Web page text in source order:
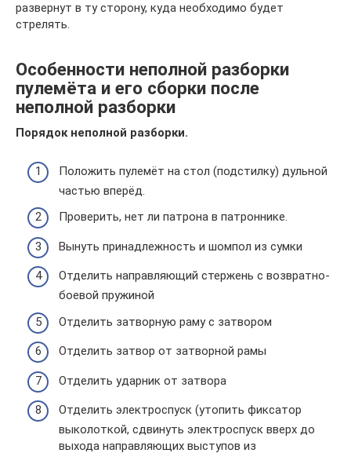
развернут в ту сторону, куда необходимо будет
стрелять.
Особенности неполной разборки
пулемёта и его сборки после
неполной разборки
Порядок неполной разборки.
Положить пулемёт на стол (подстилку) дульной
частью вперёд.
Проверить, нет ли патрона в патроннике.
Вынуть принадлежность и шомпол из сумки
Отделить направляющий стержень с возвратно-
боевой пружиной
Отделить затворную раму с затвором
Отделить затвор от затворной рамы
Отделить ударник от затвора
Отделить электроспуск (утопить фиксатор
выколоткой, сдвинуть электроспуск вверх до
выхода направляющих выступов из